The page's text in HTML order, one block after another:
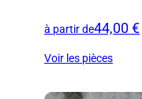
à partir de44,00 €
Voir les pièces